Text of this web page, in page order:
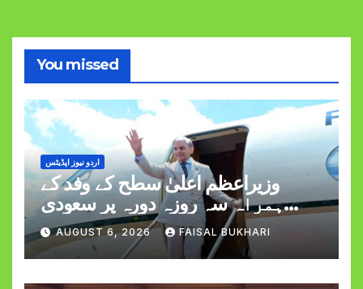
You missed
اردو نیوز اپڈیٹس
وزیراعظم اعلیٰ سطح کے وفد کے
ہمراہ سہ روزہ دورہ پر سعودی
عرب روانہ
AUGUST 6, 2026 FAISAL BUKHARI